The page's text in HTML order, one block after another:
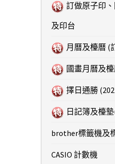
訂做原子印
及印台
月曆及檯曆 (
國畫月曆及
擇日通勝
日記簿及檯
brother標籤機及
CASIO 計數機